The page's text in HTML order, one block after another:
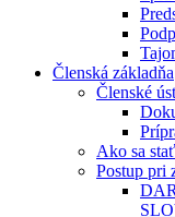
Členská základňa
Členské
Ako sa
Postup pri